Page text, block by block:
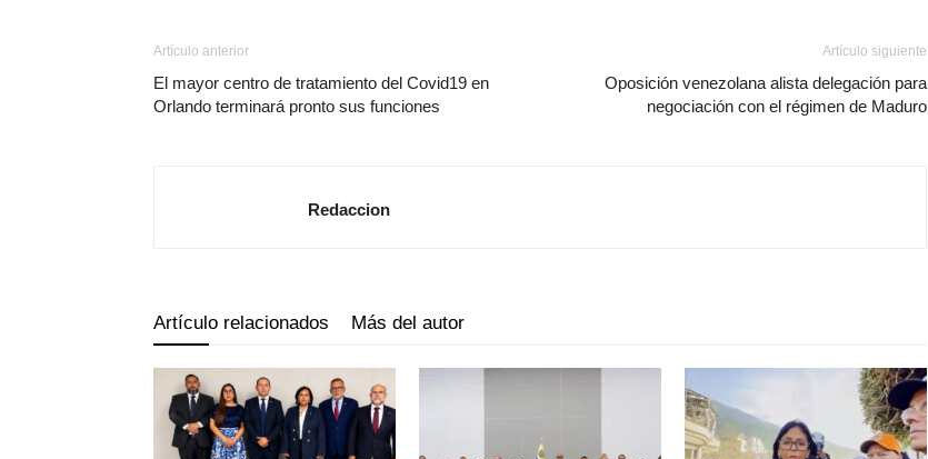
Artículo anterior
El mayor centro de tratamiento del Covid19 en
Orlando terminará pronto sus funciones
Artículo siguiente
Oposición venezolana alista delegación para
negociación con el régimen de Maduro
Redaccion
Artículo relacionados Más del autor